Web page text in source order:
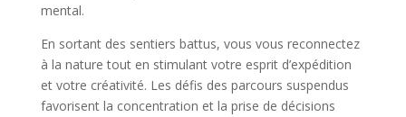
mental.
En sortant des sentiers battus, vous vous reconnectez
à la nature tout en stimulant votre esprit d’expédition
et votre créativité. Les défis des parcours suspendus
favorisent la concentration et la prise de décisions